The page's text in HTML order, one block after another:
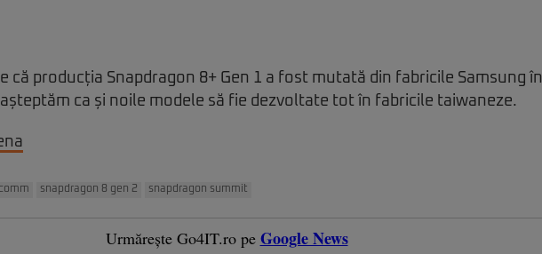
că producția Snapdragon 8+ Gen 1 a fost mutată din fabricile Samsung în
așteptăm ca și noile modele să fie dezvoltate tot în fabricile taiwaneze.
snapdragon 8 gen 2 snapdragon summit
Urmărește Go4IT.ro pe Google News